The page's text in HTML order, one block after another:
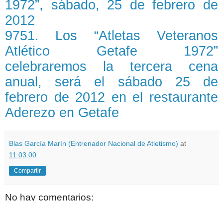
1972”, sábado, 25 de febrero de
2012
9751. Los “Atletas Veteranos
Atlético Getafe 1972”
celebraremos la tercera cena
anual, será el sábado 25 de
febrero de 2012 en el restaurante
Aderezo en Getafe
Blas García Marín (Entrenador Nacional de Atletismo) at
11:03:00
Compartir
No hay comentarios: